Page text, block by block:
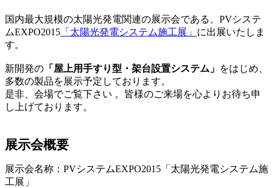
国内最大規模の太陽光発電関連の展示会である、PVシステ
ムEXPO2015 「太陽光発電システム施工展」 に出展いたしま
す。
新開発の 「屋上用手すり型・架台設置システム」 をはじめ、
多数の製品を展示予定しております。
是非、会場でご覧下さい 。皆様のご来場を心よりお待ち申
し上げております。
展示会概要
展示会名称：PVシステムEXPO2015「太陽光発電システム施
工展」